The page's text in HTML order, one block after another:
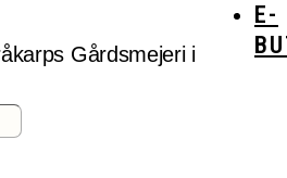
E-
Gårdsmejeri i